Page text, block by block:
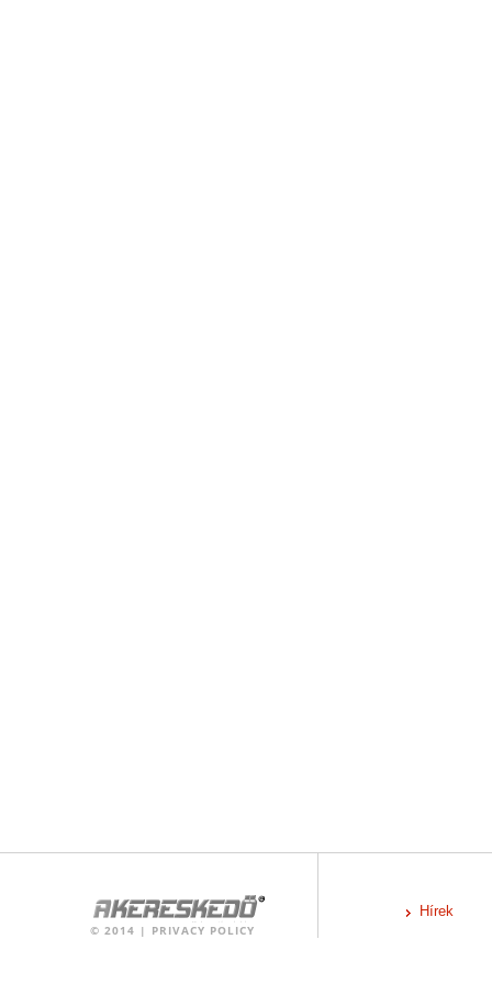
© 2014 | PRIVACY POLICY
Hírek